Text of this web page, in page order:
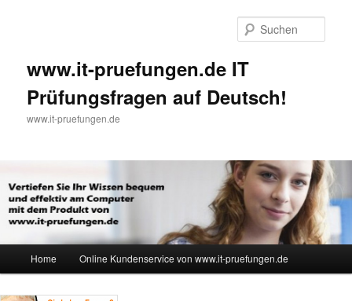
www.it-pruefungen.de IT
Prüfungsfragen auf Deutsch!
www.it-pruefungen.de
Zum Inhalt wechseln
Zum sekundären Inhalt wechseln
Home Online Kundenservice von www.it-pruefungen.de